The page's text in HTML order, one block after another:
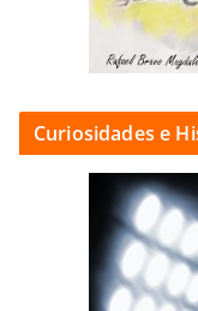
Curiosidades e